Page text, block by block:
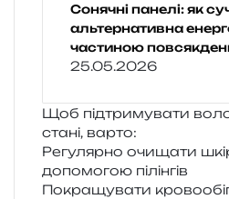
Сонячні панелі: як
альтернативна
частиною
25.05.2026
Щоб під­три­му­ва­ти
стані, варто:
Регулярно очи­ща­ти
допо­мо­гою пілінгів
Покращувати